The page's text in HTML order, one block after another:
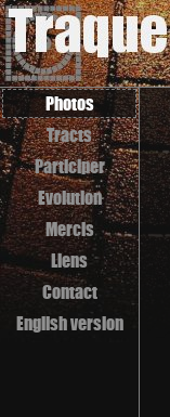
Photos
Tracts
Participer
Evolution
Mercis
Liens
Contact
English version